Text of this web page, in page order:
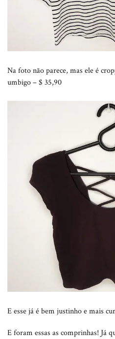
Na foto não parece, mas ele é
umbigo – $ 35,90
E esse já é bem justinho e mais
E foram essas as comprinhas! Já